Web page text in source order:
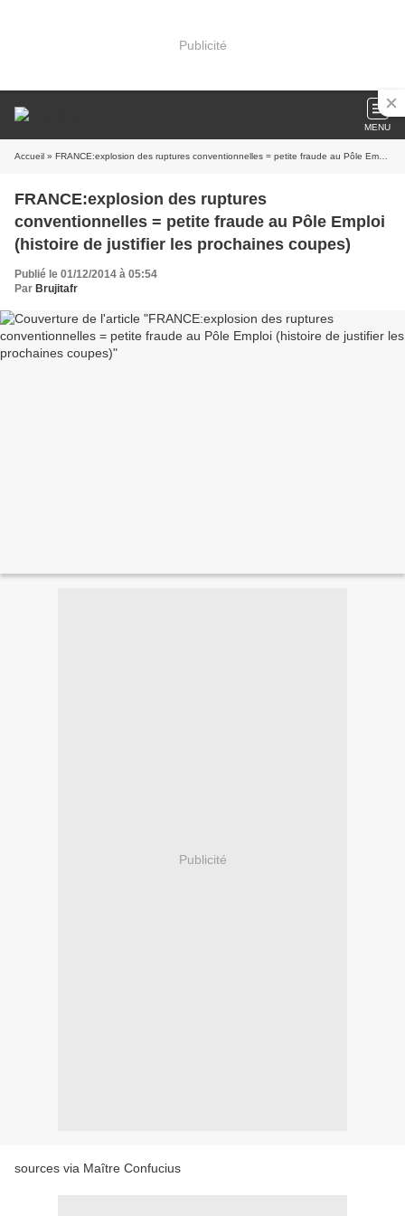
Publicité
MENU
Accueil » FRANCE:explosion des ruptures conventionnelles = petite fraude au Pôle Emploi (histoire de justifier les prochaines coupes)
FRANCE:explosion des ruptures
conventionnelles = petite fraude au Pôle Emploi
(histoire de justifier les prochaines coupes)
Publié le 01/12/2014 à 05:54
Par Brujitafr
Publicité
sources via Maître Confucius